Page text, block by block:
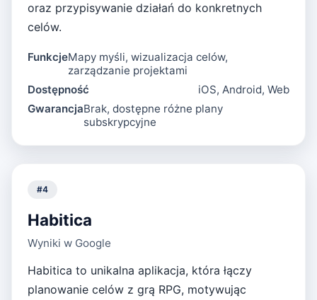
oraz przypisywanie działań do konkretnych
celów.
FunkcjeMapy myśli, wizualizacja celów,
zarządzanie projektami
Dostępność
iOS, Android, Web
GwarancjaBrak, dostępne różne plany
subskrypcyjne
#4
Habitica
Wyniki w Google
Habitica to unikalna aplikacja, która łączy
planowanie celów z grą RPG, motywując